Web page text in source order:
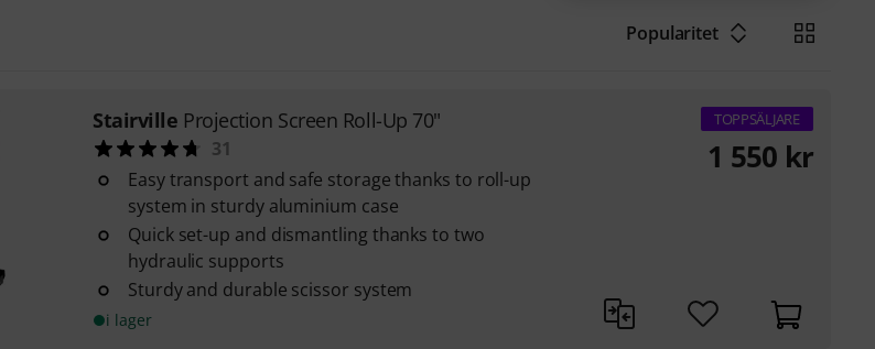
Popularitet
Stairville Projection Screen Roll-Up 70"
31
Easy transport and safe storage thanks to roll-up
system in sturdy aluminium case
Quick set-up and dismantling thanks to two
hydraulic supports
Sturdy and durable scissor system
i lager
TOPPSÄLJARE
1 550 kr